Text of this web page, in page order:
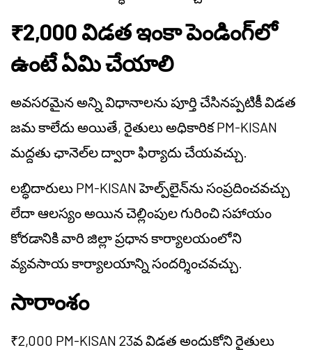
₹2,000 విడత ఇంకా పెండింగ్‌లో
ఉంటే ఏమి చేయాలి
అవసరమైన అన్ని విధానాలను పూర్తి చేసినప్పటికీ విడత
జమ కాలేదు అయితే, రైతులు అధికారిక PM-KISAN
మద్దతు ఛానెల్‌ల ద్వారా ఫిర్యాదు చేయవచ్చు.
లబ్ధిదారులు PM-KISAN హెల్ప్‌లైన్‌ను సంప్రదించవచ్చు
లేదా ఆలస్యం అయిన చెల్లింపుల గురించి సహాయం
కోరడానికి వారి జిల్లా ప్రధాన కార్యాలయంలోని
వ్యవసాయ కార్యాలయాన్ని సందర్శించవచ్చు.
సారాంశం
₹2,000 PM-KISAN 23వ విడత అందుకోని రైతులు